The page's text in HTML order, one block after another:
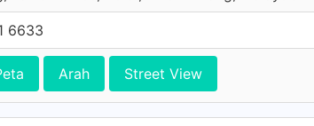
6633
Arah Street View